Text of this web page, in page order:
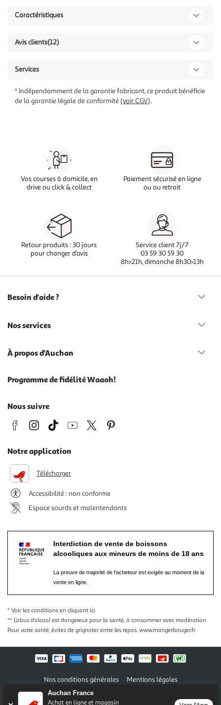
Auchan France
Achat en ligne et magasin
Caractéristiques
Avis clients(12)
Services
* Indépendamment de la garantie fabricant, ce produit bénéficie
de la garantie légale de conformité (voir CGV).
Vos courses à domicile, en
drive ou click & collect
Paiement sécurisé en ligne
ou au retrait
Retour produits : 30 jours
pour changer d’avis
Service client 7j/7
03 59 30 59 30
8h>21h, dimanche 8h30>13h
Besoin d'aide ?
Nos services
À propos d'Auchan
Programme de fidélité Waaoh!
Nous suivre
Notre application
Télécharger
Accessibilité : non conforme
Espace sourds et malentendants
Interdiction de vente de boissons
alcooliques aux mineurs de moins de 18 ans
La preuve de majorité de l'acheteur est exigée au moment de la
vente en ligne.
* Voir les conditions en cliquant ici
** L’abus d’alcool est dangereux pour la santé, à consommer avec modération
Pour votre santé, évitez de grignoter entre les repas. www.mangerbouger.fr
Nos conditions générales
Mentions légales
Conditions des offres et promotions
Politique de confidentialité
Informations légales marketplace